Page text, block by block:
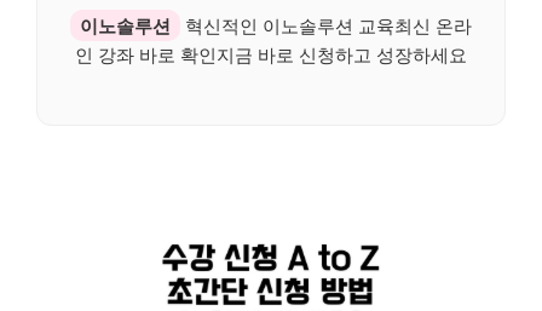
이노솔루션
혁신적인 이노솔루션 교육최신 온라
인 강좌 바로 확인지금 바로 신청하고 성장하세요